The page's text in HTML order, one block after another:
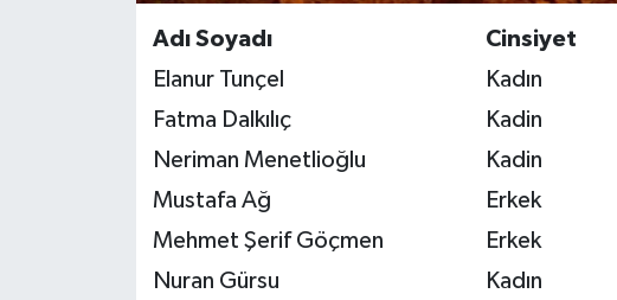
Adı Soyadı Cinsiyet
Elanur Tunçel
Kadın
Fatma Dalkılıç
Kadin
Neriman Menetlioğlu
Kadin
Mustafa Ağ
Erkek
Mehmet Şerif Göçmen
Erkek
Nuran Gürsu
Kadın